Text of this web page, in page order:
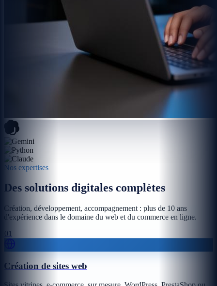
Nos expertises
Des solutions digitales complètes
Création, développement, accompagnement : plus de 10 ans
d'expérience dans le domaine du web et du commerce en ligne.
01
Création de sites web